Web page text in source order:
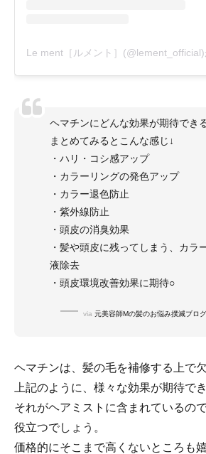
ヘマチンにどんな効果が期待でき
まとめてみるとこんな感じ↓
・ハリ・コシ感アップ
・カラーリングの発色アップ
・カラー退色防止
・紫外線防止
・頭皮の消臭効果
・髪や頭皮に残ってしまう、カラ
液除去
・頭皮環境改善効果に期待○
via 元美容師Mの髪のお悩み撲滅ブロ
ヘマチンは、髪の毛を補修する上で
上記のように、様々な効果が期待でき
それがヘアミストに含まれているの
役立つでしょう。
価格的にそこまで高くないところも